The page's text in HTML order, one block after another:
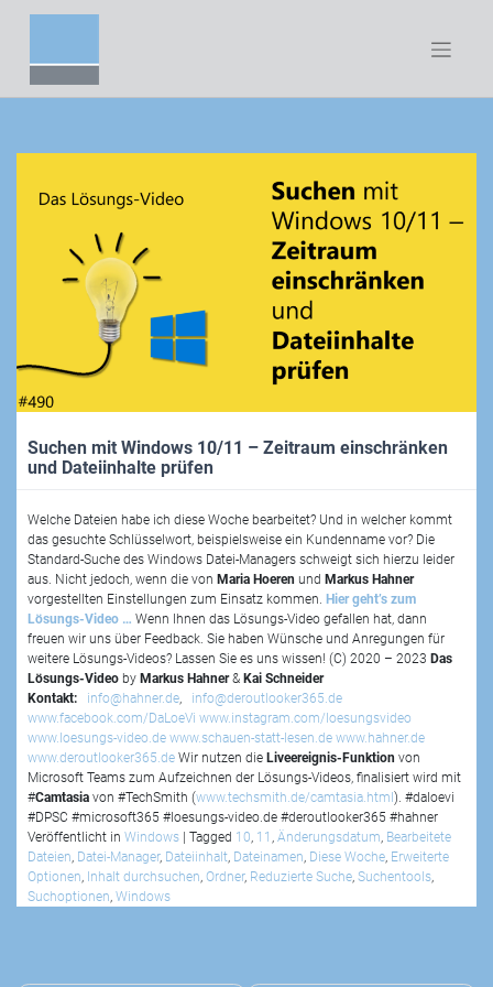
Suchen mit Windows 10/11 – Zeitraum einschränken
und Dateiinhalte prüfen
Welche Dateien habe ich diese Woche bearbeitet? Und in welcher kommt
das gesuchte Schlüsselwort, beispielsweise ein Kundenname vor? Die
Standard-Suche des Windows Datei-Managers schweigt sich hierzu leider
aus. Nicht jedoch, wenn die von Maria Hoeren und Markus Hahner
vorgestellten Einstellungen zum Einsatz kommen. Hier geht’s zum
Lösungs-Video … Wenn Ihnen das Lösungs-Video gefallen hat, dann
freuen wir uns über Feedback. Sie haben Wünsche und Anregungen für
weitere Lösungs-Videos? Lassen Sie es uns wissen! (C) 2020 – 2023 Das
Lösungs-Video by Markus Hahner& Kai Schneider
Kontakt:
info@hahner.de, info@deroutlooker365.de
www.facebook.com/DaLoeVi www.instagram.com/loesungsvideo
www.loesungs-video.de www.schauen-statt-lesen.de www.hahner.de
www.deroutlooker365.de Wir nutzen die Liveereignis-Funktion von
Microsoft Teams zum Aufzeichnen der Lösungs-Videos, finalisiert wird mit
#Camtasia von #TechSmith (www.techsmith.de/camtasia.html). #daloevi
#DPSC #microsoft365 #loesungs-video.de #deroutlooker365 #hahner
Veröffentlicht in Windows | Tagged 10, 11 , Änderungsdatum, Bearbeitete
Dateien, Datei-Manager, Dateiinhalt, Dateinamen, Diese Woche, Erweiterte
Optionen, Inhalt durchsuchen, Ordner, Reduzierte Suche, Suchentools,
Suchoptionen, Windows